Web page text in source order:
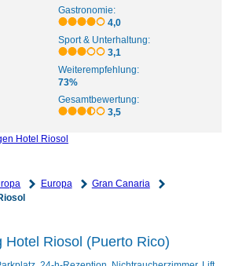
Gastronomie:
4,0
Sport & Unterhaltung:
3,1
Weiterempfehlung:
73%
Gesamtbewertung:
3,5
Hotel Riosol
Europa
Gran Canaria
Hotel Riosol (Puerto Rico)